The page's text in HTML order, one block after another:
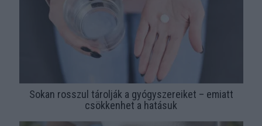
Sokan rosszul tárolják a gyógyszereiket – emiatt
csökkenhet a hatásuk